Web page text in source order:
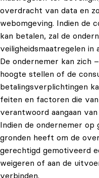
overdracht van data en
webomgeving. Indien de
kan betalen, zal de
veiligheidsmaatregelen in
De ondernemer kan zich
hoogte stellen of de
betalingsverplichtingen
feiten en factoren die
verantwoord aangaan
Indien de ondernemer op
gronden heeft om de
gerechtigd gemotiveerd
weigeren of aan de
verbinden.